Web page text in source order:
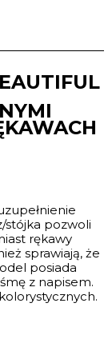
stójka pozwoli
rękawy
sprawiają, że
posiada
z napisem.